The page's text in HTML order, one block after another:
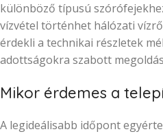
különböző típusú
vízvétel történhet hálózati
érdekli a technikai részletek
adottságokra szabott
Mikor érdemes a
A legideálisabb időpont